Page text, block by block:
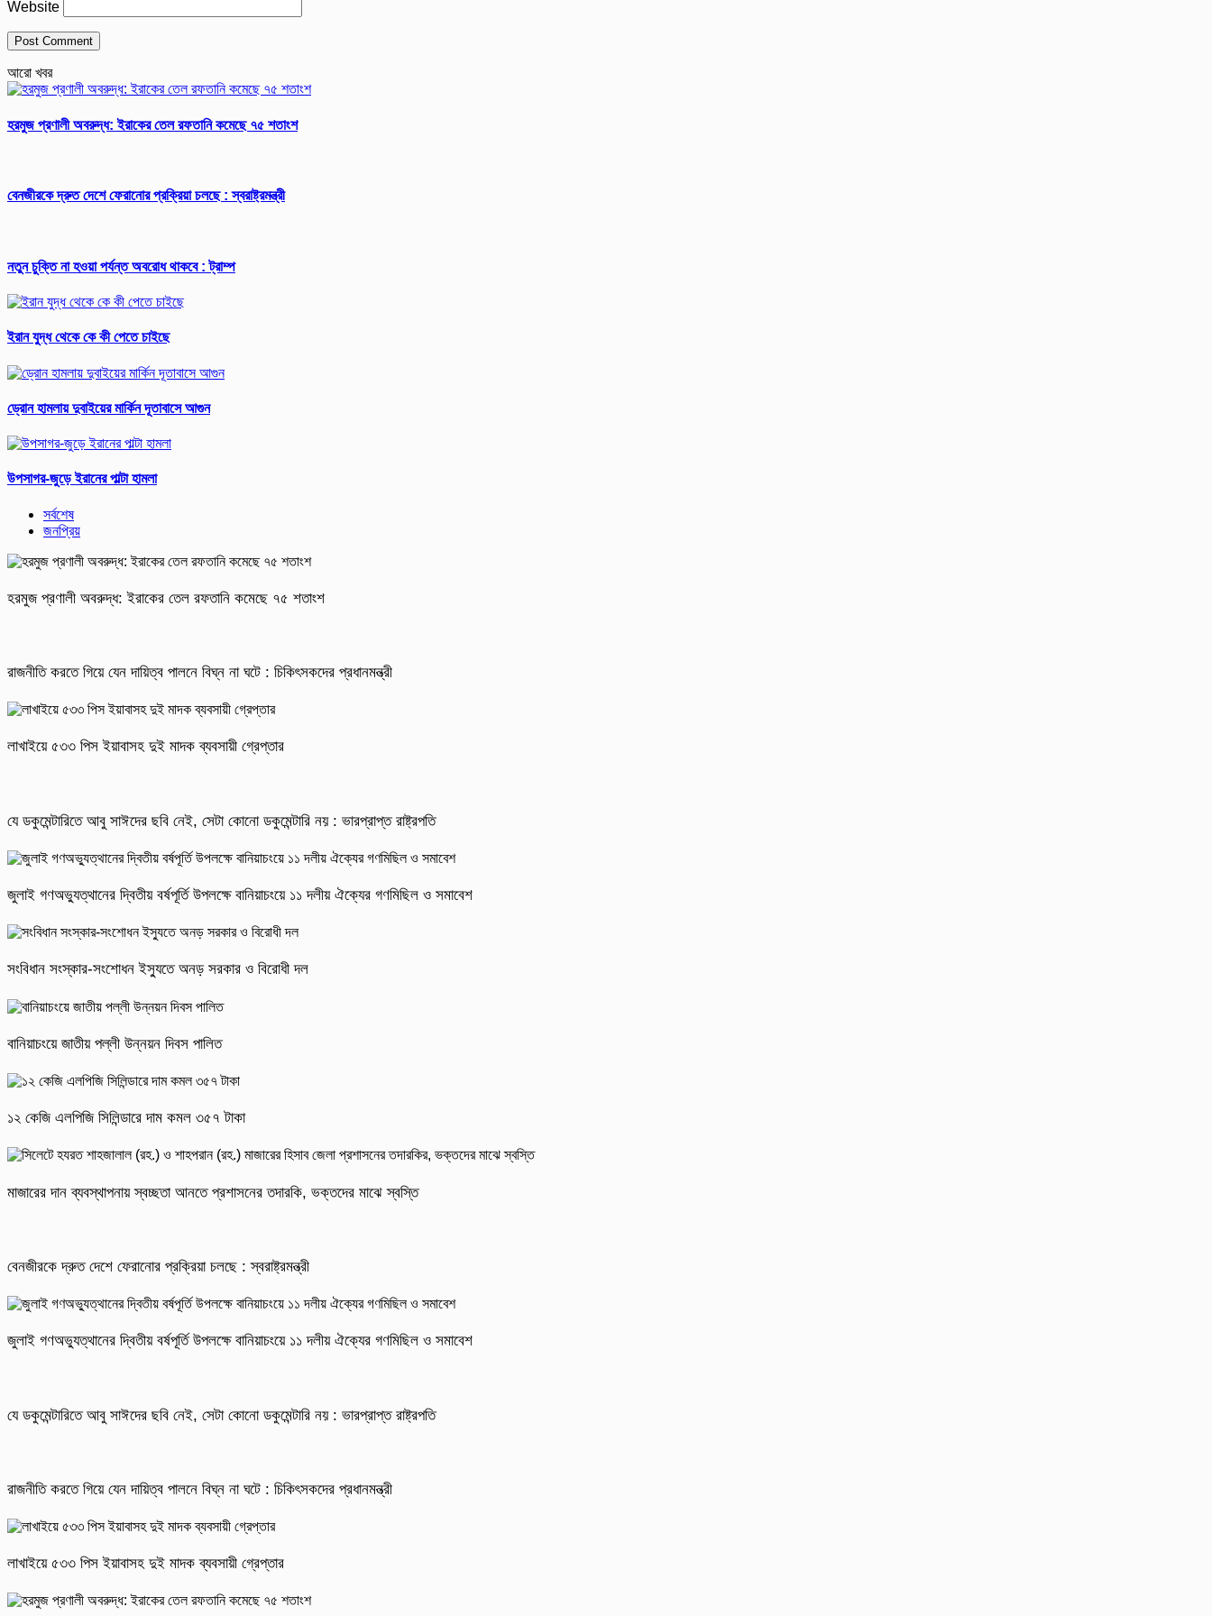
Website
আরো খবর
হরমুজ প্রণালী অবরুদ্ধ: ইরাকের তেল রফতানি কমেছে ৭৫ শতাংশ
বেনজীরকে দ্রুত দেশে ফেরানোর প্রক্রিয়া চলছে : স্বরাষ্ট্রমন্ত্রী
নতুন চুক্তি না হওয়া পর্যন্ত অবরোধ থাকবে : ট্রাম্প
ইরান যুদ্ধ থেকে কে কী পেতে চাইছে
ড্রোন হামলায় দুবাইয়ের মার্কিন দূতাবাসে আগুন
উপসাগর-জুড়ে ইরানের পাল্টা হামলা
সর্বশেষ
জনপ্রিয়
হরমুজ প্রণালী অবরুদ্ধ: ইরাকের তেল রফতানি কমেছে ৭৫ শতাংশ
রাজনীতি করতে গিয়ে যেন দায়িত্ব পালনে বিঘ্ন না ঘটে : চিকিৎসকদের প্রধানমন্ত্রী
লাখাইয়ে ৫৩৩ পিস ইয়াবাসহ দুই মাদক ব্যবসায়ী গ্রেপ্তার
যে ডকুমেন্টারিতে আবু সাঈদের ছবি নেই, সেটা কোনো ডকুমেন্টারি নয় : ভারপ্রাপ্ত রাষ্ট্রপতি
জুলাই গণঅভ্যুত্থানের দ্বিতীয় বর্ষপূর্তি উপলক্ষে বানিয়াচংয়ে ১১ দলীয় ঐক্যের গণমিছিল ও সমাবেশ
সংবিধান সংস্কার-সংশোধন ইস্যুতে অনড় সরকার ও বিরোধী দল
বানিয়াচংয়ে জাতীয় পল্লী উন্নয়ন দিবস পালিত
১২ কেজি এলপিজি সিলিন্ডারে দাম কমল ৩৫৭ টাকা
মাজারের দান ব্যবস্থাপনায় স্বচ্ছতা আনতে প্রশাসনের তদারকি, ভক্তদের মাঝে স্বস্তি
বেনজীরকে দ্রুত দেশে ফেরানোর প্রক্রিয়া চলছে : স্বরাষ্ট্রমন্ত্রী
জুলাই গণঅভ্যুত্থানের দ্বিতীয় বর্ষপূর্তি উপলক্ষে বানিয়াচংয়ে ১১ দলীয় ঐক্যের গণমিছিল ও সমাবেশ
যে ডকুমেন্টারিতে আবু সাঈদের ছবি নেই, সেটা কোনো ডকুমেন্টারি নয় : ভারপ্রাপ্ত রাষ্ট্রপতি
রাজনীতি করতে গিয়ে যেন দায়িত্ব পালনে বিঘ্ন না ঘটে : চিকিৎসকদের প্রধানমন্ত্রী
লাখাইয়ে ৫৩৩ পিস ইয়াবাসহ দুই মাদক ব্যবসায়ী গ্রেপ্তার